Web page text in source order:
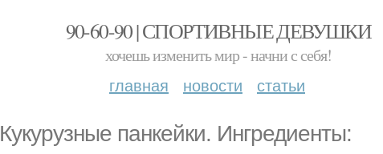
90-60-90 | СПОРТИВНЫЕ ДЕВУШКИ
хочешь изменить мир - начни с себя!
главная новости статьи
Кукурузные панкейки. Ингредиенты: